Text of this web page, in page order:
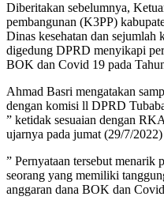
Diberitakan sebelumnya,
pembangunan (K3PP)
Dinas kesehatan dan sejumlah
digedung DPRD menyikapi
BOK dan Covid 19 pada
Ahmad Basri mengatakan
dengan komisi ll DPRD
” ketidak sesuaian dengan
ujarnya pada jumat (29/7/2022)
” Pernyataan tersebut menarik
seorang yang memiliki
anggaran dana BOK dan